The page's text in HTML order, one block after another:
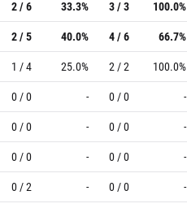
2 / 6 33.3% 3 / 3 100.0%
2 / 5 40.0% 4 / 6 66.7%
1 / 4 25.0% 2 / 2 100.0%
0 / 0 - 0 / 0 -
0 / 0 - 0 / 0 -
0 / 0 - 0 / 0 -
0 / 2 - 0 / 0 -